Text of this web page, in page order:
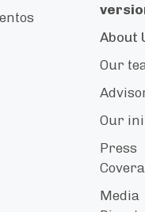
About
Our
Our
Press
Media